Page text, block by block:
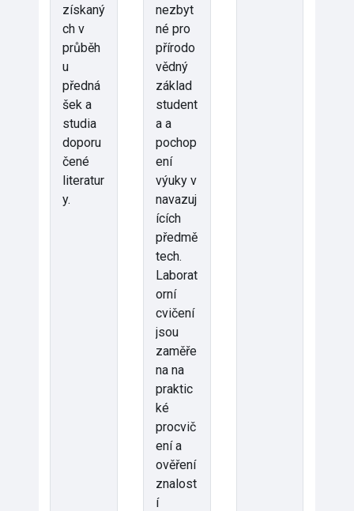
získaný
ch v
průběh
u
předná
šek a
studia
doporu
čené
literatur
y.
nezbyt
né pro
přírodo
vědný
základ
student
a a
pochop
ení
výuky v
navazuj
ících
předmě
tech.
Laborat
orní
cvičení
jsou
zaměře
na na
praktic
ké
procvič
ení a
ověření
znalost
í